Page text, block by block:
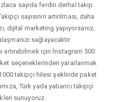
sayıda ferdin derhal takip
sayısının artırılması, daha
dijital marketing yapıyorsanız,
sağlayacaktır.
artırabilmek için İnstagram 500
seçeneklerinden yararlanmak
takipçi hilesi şeklinde paket
Türk yada yabancı takipçi
sunuyoruz.